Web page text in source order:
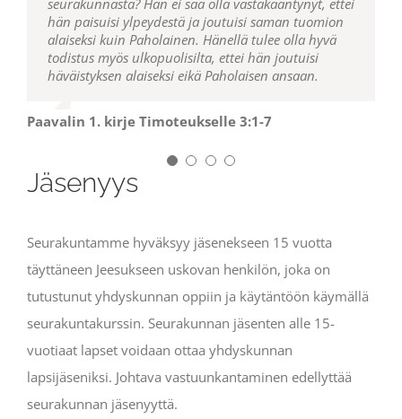
seurakunnasta?Hän ei saa olla vastakääntynyt, ettei
hän paisuisi ylpeydestä ja joutuisi saman tuomion
alaiseksi kuin Paholainen. Hänellä tulee olla hyvä
todistus myös ulkopuolisilta, ettei hän joutuisi
häväistyksen alaiseksi eikä Paholaisen ansaan.
Paavalin 1. kirje Timoteukselle 3:1-7
niin että hän kykenee neuvomaan terveellä
opetuksella ja kumoamaan vastaansanojien väitteet.
Paavalin kirjeTiitukselle 1:6-9
1. Pietarin kirje 5:1-3
Jäsenyys
Seurakuntamme hyväksyy jäsenekseen 15 vuotta
täyttäneen Jeesukseen uskovan henkilön, joka on
tutustunut yhdyskunnan oppiin ja käytäntöön käymällä
seurakuntakurssin. Seurakunnan jäsenten alle 15-
vuotiaat lapset voidaan ottaa yhdyskunnan
lapsijäseniksi. Johtava vastuunkantaminen edellyttää
seurakunnan jäsenyyttä.